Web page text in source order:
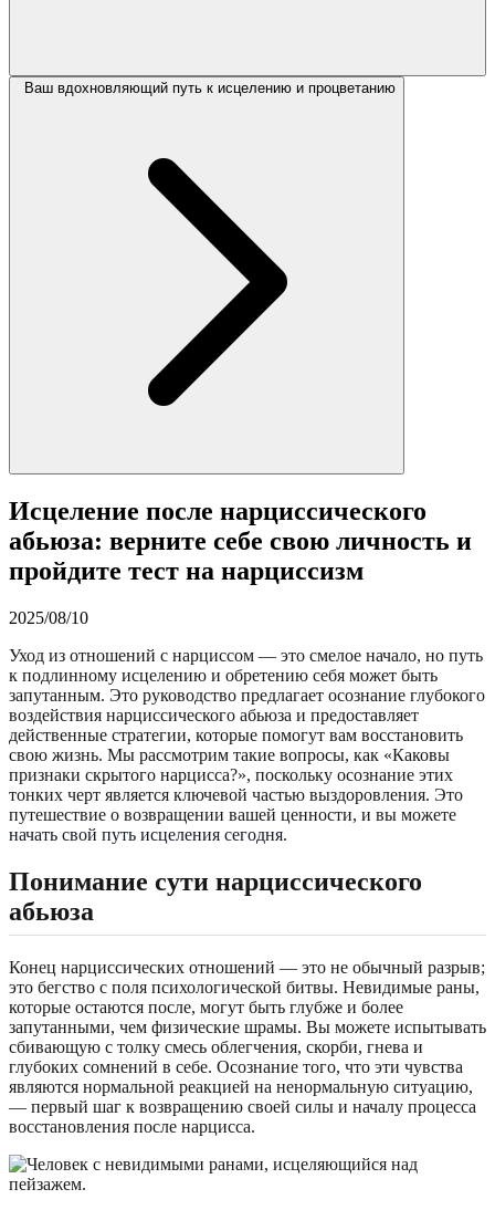
Ваш вдохновляющий путь к исцелению и процветанию
Исцеление после нарциссического
абьюза: верните себе свою личность и
пройдите тест на нарциссизм
2025/08/10
Уход из отношений с нарциссом — это смелое начало, но путь
к подлинному исцелению и обретению себя может быть
запутанным. Это руководство предлагает осознание глубокого
воздействия нарциссического абьюза и предоставляет
действенные стратегии, которые помогут вам восстановить
свою жизнь. Мы рассмотрим такие вопросы, как «Каковы
признаки скрытого нарцисса?», поскольку осознание этих
тонких черт является ключевой частью выздоровления. Это
путешествие о возвращении вашей ценности, и вы можете
начать свой путь исцеления сегодня.
Понимание сути нарциссического
абьюза
Конец нарциссических отношений — это не обычный разрыв;
это бегство с поля психологической битвы. Невидимые раны,
которые остаются после, могут быть глубже и более
запутанными, чем физические шрамы. Вы можете испытывать
сбивающую с толку смесь облегчения, скорби, гнева и
глубоких сомнений в себе. Осознание того, что эти чувства
являются нормальной реакцией на ненормальную ситуацию,
— первый шаг к возвращению своей силы и началу процесса
восстановления после нарцисса.